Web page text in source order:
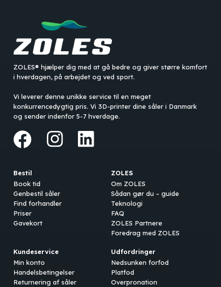
ZOLES® hjælper dig med at gå bedre og giver større komfort
i hverdagen, på arbejdet og ved sport.
Vi leverer denne unikke service til en meget
konkurrencedygtig pris. Vi 3D-printer dine såler i Danmark
og sender indenfor 5-7 hverdage.
Bestil
Book tid
Genbestil såler
Find forhandler
Priser
Gavekort
ZOLES
Om ZOLES
Sådan gør du – guide
Teknologi
FAQ
ZOLES Partnere
Foredrag med ZOLES
Kundeservice
Min konto
Handelsbetingelser
Returnering af såler
Udfordringer
Nedsunken forfod
Platfod
Overpronation